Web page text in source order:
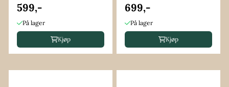
599,-
På lager
Kjøp
699,-
På lager
Kjøp